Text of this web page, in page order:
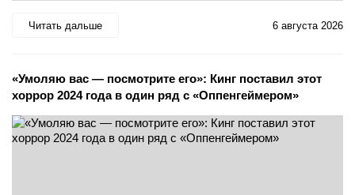
Читать дальше 6 августа 2026
«Умоляю вас — посмотрите его»: Кинг поставил этот
хоррор 2024 года в один ряд с «Оппенгеймером»